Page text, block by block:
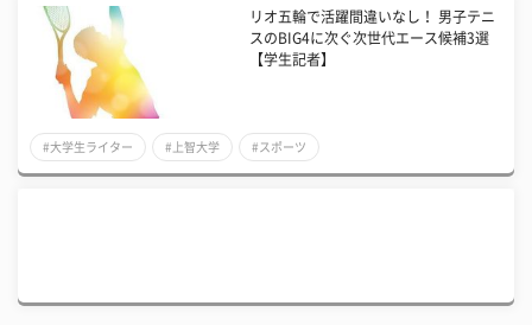
リオ五輪で活躍間違いなし！ 男子テニ
スのBIG4に次ぐ次世代エース候補3選
【学生記者】
#大学生ライター #上智大学 #スポーツ